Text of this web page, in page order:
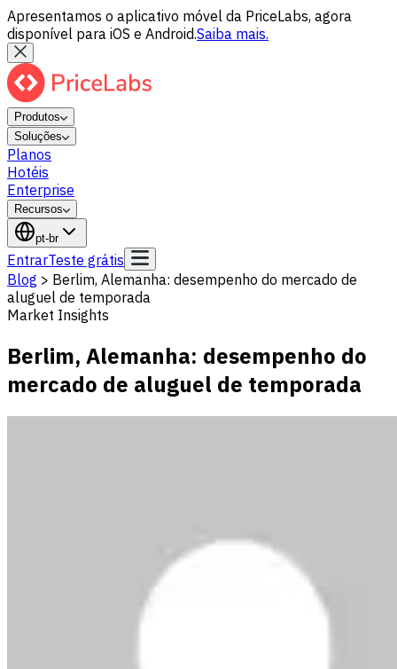
Apresentamos o aplicativo móvel da PriceLabs, agora
disponível para iOS e Android.Saiba mais.
Produtos
Soluções
Planos
Hotéis
Enterprise
Recursos
pt-br
EntrarTeste grátis
Blog > Berlim, Alemanha: desempenho do mercado de
aluguel de temporada
Market Insights
Berlim, Alemanha: desempenho do
mercado de aluguel de temporada